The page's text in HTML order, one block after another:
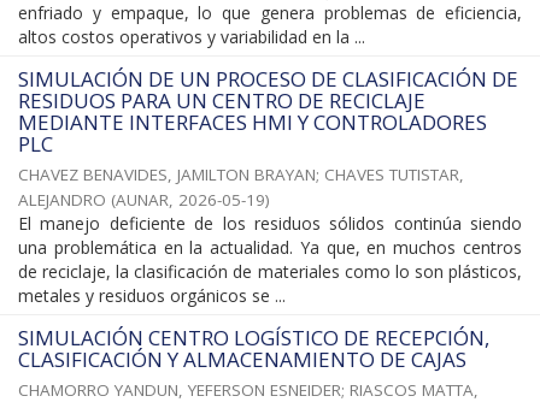
enfriado y empaque, lo que genera problemas de eficiencia,
altos costos operativos y variabilidad en la ...
SIMULACIÓN DE UN PROCESO DE CLASIFICACIÓN DE
RESIDUOS PARA UN CENTRO DE RECICLAJE
MEDIANTE INTERFACES HMI Y CONTROLADORES
PLC
CHAVEZ BENAVIDES, JAMILTON BRAYAN; CHAVES TUTISTAR,
ALEJANDRO (AUNAR, 2026-05-19)
El manejo deficiente de los residuos sólidos continúa siendo
una problemática en la actualidad. Ya que, en muchos centros
de reciclaje, la clasificación de materiales como lo son plásticos,
metales y residuos orgánicos se ...
SIMULACIÓN CENTRO LOGÍSTICO DE RECEPCIÓN,
CLASIFICACIÓN Y ALMACENAMIENTO DE CAJAS
CHAMORRO YANDUN, YEFERSON ESNEIDER; RIASCOS MATTA,